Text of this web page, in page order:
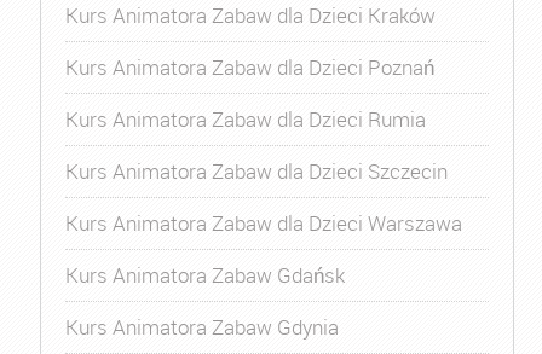
Kurs Animatora Zabaw dla Dzieci Kraków
Kurs Animatora Zabaw dla Dzieci Poznań
Kurs Animatora Zabaw dla Dzieci Rumia
Kurs Animatora Zabaw dla Dzieci Szczecin
Kurs Animatora Zabaw dla Dzieci Warszawa
Kurs Animatora Zabaw Gdańsk
Kurs Animatora Zabaw Gdynia